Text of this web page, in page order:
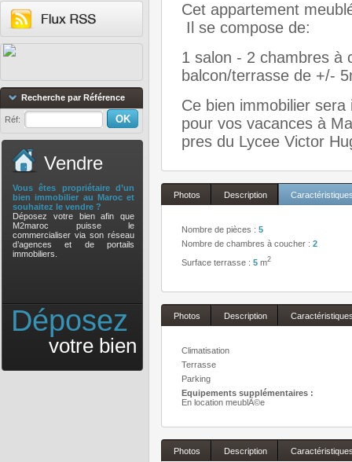
Recherche par Référence
Réf:
Vendre
Vous êtes propriétaire d’un
bien immobilier au Maroc et
souhaitez le vendre ?
Déposez votre bien afin que
M2maroc puisse le
commercialiser via son réseau
d’agences et de portails
immobiliers.
Déposez
votre bien
Cet appartement
Il se compose de:
1 salon - 2 chambres à
balcon/terrasse de +/-
Ce bien immobilier
pour vos vacances à
pres du Lycee Victor
Photos Description
Nombre de pièces : 5
Nombre de chambres à coucher : 2
Surface terrasse : 5 m2
Photos Description
Climatisation
Terrasse
Parking
Equipements supplémentaires :
En location meublÃ©e
Photos Description